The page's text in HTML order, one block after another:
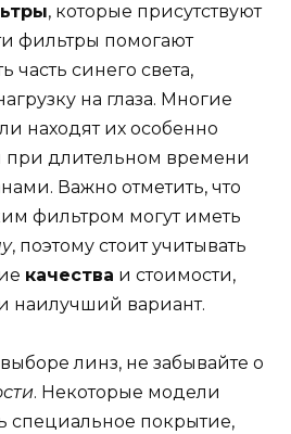
, которые присутствуют
фильтры помогают
часть синего света,
на глаза. Многие
находят их особенно
при длительном времени
Важно отметить, что
фильтром могут иметь
, поэтому стоит учитывать
качества и стоимости,
наилучший вариант.
линз, не забывайте о
. Некоторые модели
специальное покрытие,